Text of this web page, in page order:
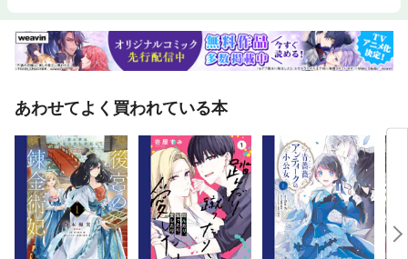
あわせてよく買われている本